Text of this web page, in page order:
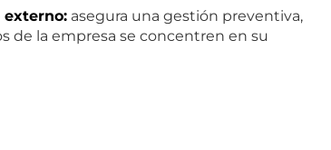
asegura una gestión preventiva,
de la empresa se concentren en su